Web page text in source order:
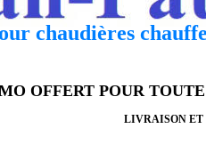
chaudières
OFFERT POUR
LIVRAISON ET